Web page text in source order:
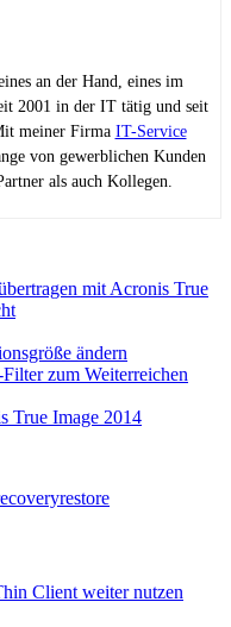
an der Hand, eines im
2001 in der IT tätig und seit
meiner Firma IT-Service
von gewerblichen Kunden
als auch Kollegen.
mit Acronis True
ändern
zum Weiterreichen
True Image 2014
restore
Client weiter nutzen